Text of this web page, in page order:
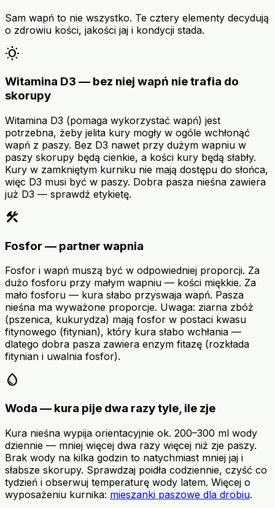
Sam wapń to nie wszystko. Te cztery elementy decydują
o zdrowiu kości, jakości jaj i kondycji stada.
wb_sunny
Witamina D3 — bez niej wapń nie trafia do
skorupy
Witamina D3 (pomaga wykorzystać wapń) jest
potrzebna, żeby jelita kury mogły w ogóle wchłonąć
wapń z paszy. Bez D3 nawet przy dużym wapniu w
paszy skorupy będą cienkie, a kości kury będą słabły.
Kury w zamkniętym kurniku nie mają dostępu do słońca,
więc D3 musi być w paszy. Dobra pasza nieśna zawiera
już D3 — sprawdź etykietę.
construction
Fosfor — partner wapnia
Fosfor i wapń muszą być w odpowiedniej proporcji. Za
dużo fosforu przy małym wapniu — kości miękkie. Za
mało fosforu — kura słabo przyswaja wapń. Pasza
nieśna ma wyważone proporcje. Uwaga: ziarna zbóż
(pszenica, kukurydza) mają fosfor w postaci kwasu
fitynowego (fitynian), który kura słabo wchłania —
dlatego dobra pasza zawiera enzym fitazę (rozkłada
fitynian i uwalnia fosfor).
water_drop
Woda — kura pije dwa razy tyle, ile zje
Kura nieśna wypija orientacyjnie ok. 200–300 ml wody
dziennie — mniej więcej dwa razy więcej niż zje paszy.
Brak wody na kilka godzin to natychmiast mniej jaj i
słabsze skorupy. Sprawdzaj poidła codziennie, czyść co
tydzień i obserwuj temperaturę wody latem. Więcej o
wyposażeniu kurnika: mieszanki paszowe dla drobiu.